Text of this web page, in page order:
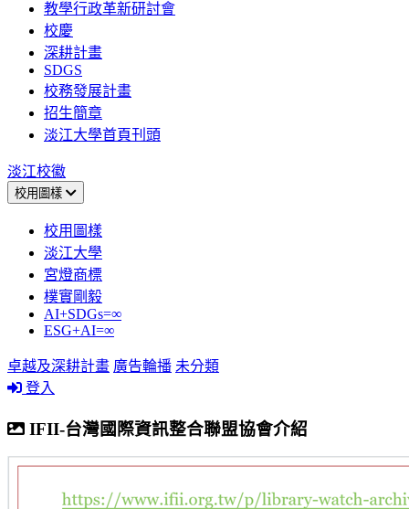
教學行政革新研討會
校慶
深耕計畫
SDGS
校務發展計畫
招生簡章
淡江大學首頁刊頭
淡江校徽
校用圖樣
校用圖樣
淡江大學
宮燈商標
樸實剛毅
AI+SDGs=∞
ESG+AI=∞
卓越及深耕計畫 廣告輪播 未分類
登入
IFII-台灣國際資訊整合聯盟協會介紹